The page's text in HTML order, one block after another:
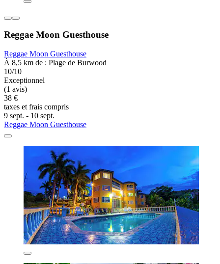
Reggae Moon Guesthouse
Reggae Moon Guesthouse
À 8,5 km de : Plage de Burwood
10/10
Exceptionnel
(1 avis)
38 €
taxes et frais compris
9 sept. - 10 sept.
Reggae Moon Guesthouse